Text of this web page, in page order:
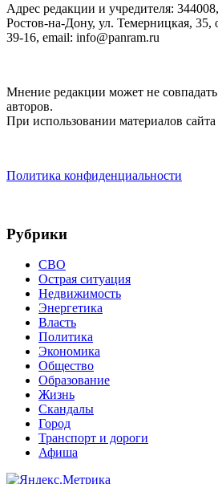
Адрес редакции и учредителя:
Ростов-на-Дону, ул. Темерницкая, 35,
39-16, email: info@panram.ru
Мнение редакции может не
авторов.
При использовании материалов сайта
Политика конфиденциальности
Рубрики
СВО
Острая ситуация
Недвижимость
Энергетика
Власть
Политика
Экономика
Общество
Образование
Жизнь
Скандалы
Город
Транспорт и дороги
Афиша